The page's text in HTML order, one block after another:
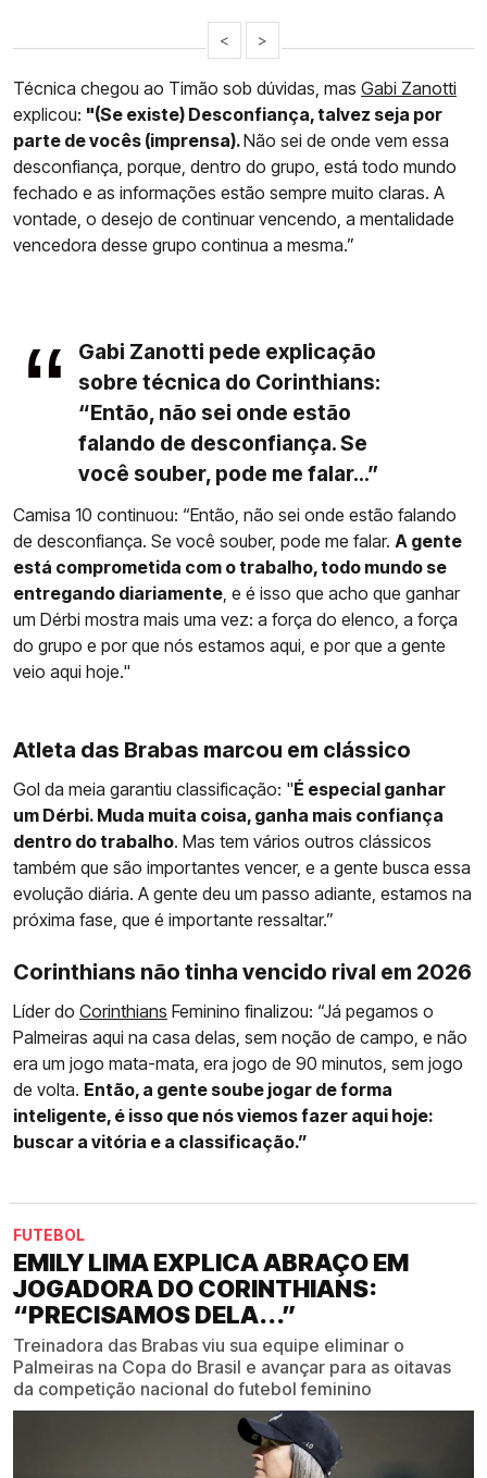
< >
Técnica chegou ao Timão sob dúvidas, mas Gabi Zanotti
explicou: "(Se existe) Desconfiança, talvez seja por
parte de vocês (imprensa).Não sei de onde vem essa
desconfiança, porque, dentro do grupo, está todo mundo
fechado e as informações estão sempre muito claras. A
vontade, o desejo de continuar vencendo, a mentalidade
vencedora desse grupo continua a mesma.”
Gabi Zanotti pede explicação
sobre técnica do Corinthians:
“Então, não sei onde estão
falando de desconfiança. Se
você souber, pode me falar...”
Camisa 10 continuou: “Então, não sei onde estão falando
de desconfiança. Se você souber, pode me falar. A gente
está comprometida com o trabalho, todo mundo se
entregando diariamente, e é isso que acho que ganhar
um Dérbi mostra mais uma vez: a força do elenco, a força
do grupo e por que nós estamos aqui, e por que a gente
veio aqui hoje."
Atleta das Brabas marcou em clássico
Gol da meia garantiu classificação: "É especial ganhar
um Dérbi. Muda muita coisa, ganha mais confiança
dentro do trabalho. Mas tem vários outros clássicos
também que são importantes vencer, e a gente busca essa
evolução diária. A gente deu um passo adiante, estamos na
próxima fase, que é importante ressaltar.”
Corinthians não tinha vencido rival em 2026
Líder do Corinthians Feminino finalizou: “Já pegamos o
Palmeiras aqui na casa delas, sem noção de campo, e não
era um jogo mata-mata, era jogo de 90 minutos, sem jogo
de volta. Então, a gente soube jogar de forma
inteligente, é isso que nós viemos fazer aqui hoje:
buscar a vitória e a classificação.”
FUTEBOL
EMILY LIMA EXPLICA ABRAÇO EM
JOGADORA DO CORINTHIANS:
“PRECISAMOS DELA...”
Treinadora das Brabas viu sua equipe eliminar o
Palmeiras na Copa do Brasil e avançar para as oitavas
da competição nacional do futebol feminino